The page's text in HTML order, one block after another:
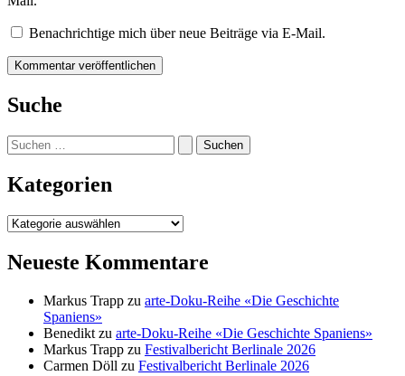
Benachrichtige mich über neue Beiträge via E-Mail.
Suche
Suchen
nach:
Kategorien
Kategorien
Neueste Kommentare
Markus Trapp zu arte-Doku-Reihe «Die Geschichte
Spaniens»
Benedikt zu arte-Doku-Reihe «Die Geschichte Spaniens»
Markus Trapp zu Festivalbericht Berlinale 2026
Carmen Döll zu Festivalbericht Berlinale 2026